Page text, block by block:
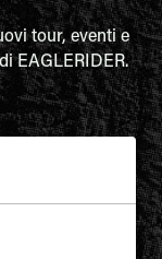
tour, eventi e
EAGLERIDER.